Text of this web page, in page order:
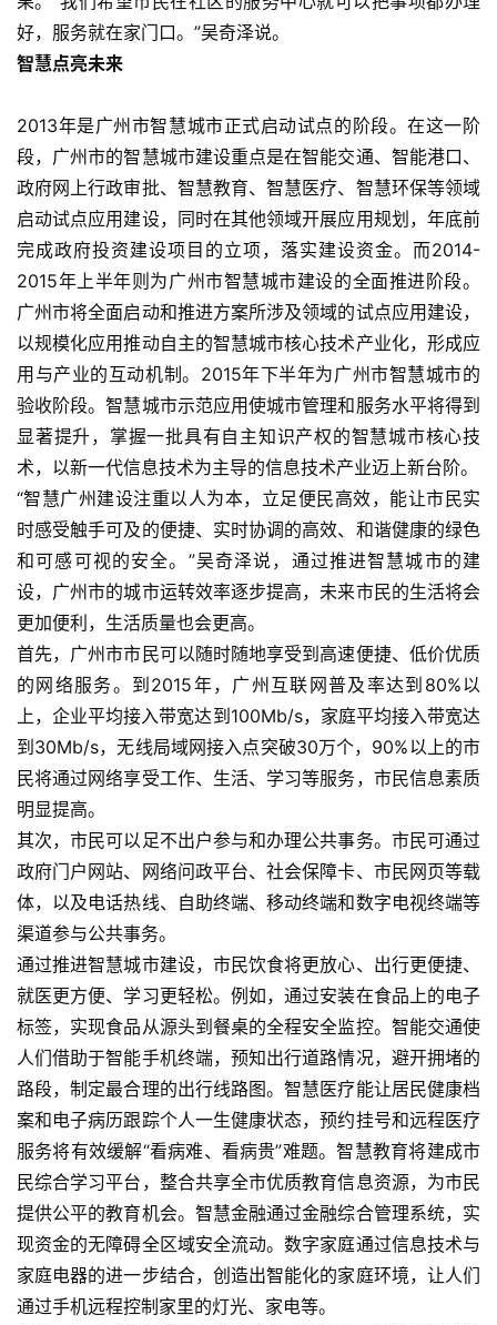
好，服务就在家门口。”吴奇泽说。
智慧点亮未来
2013年是广州市智慧城市正式启动试点的阶段。在这一阶
段，广州市的智慧城市建设重点是在智能交通、智能港口、
政府网上行政审批、智慧教育、智慧医疗、智慧环保等领域
启动试点应用建设，同时在其他领域开展应用规划，年底前
完成政府投资建设项目的立项，落实建设资金。而2014-
2015年上半年则为广州市智慧城市建设的全面推进阶段。
广州市将全面启动和推进方案所涉及领域的试点应用建设，
以规模化应用推动自主的智慧城市核心技术产业化，形成应
用与产业的互动机制。2015年下半年为广州市智慧城市的
验收阶段。智慧城市示范应用使城市管理和服务水平将得到
显著提升，掌握一批具有自主知识产权的智慧城市核心技
“智慧广州建设注重以人为本，立足便民高效，能让市民实
时感受触手可及的便捷、实时协调的高效、和谐健康的绿色
和可感可视的安全。”吴奇泽说，通过推进智慧城市的建
设，广州市的城市运转效率逐步提高，未来市民的生活将会
更加便利，生活质量也会更高。
首先，广州市市民可以随时随地享受到高速便捷、低价优质
的网络服务。到2015年，广州互联网普及率达到80%以
上，企业平均接入带宽达到100Mb/s，家庭平均接入带宽达
到30Mb/s，无线局域网接入点突破30万个，90%以上的市
民将通过网络享受工作、生活、学习等服务，市民信息素质
明显提高。
其次，市民可以足不出户参与和办理公共事务。市民可通过
政府门户网站、网络问政平台、社会保障卡、市民网页等载
体，以及电话热线、自助终端、移动终端和数字电视终端等
渠道参与公共事务。
通过推进智慧城市建设，市民饮食将更放心、出行更便捷、
就医更方便、学习更轻松。例如，通过安装在食品上的电子
标签，实现食品从源头到餐桌的全程安全监控。智能交通使
人们借助于智能手机终端，预知出行道路情况，避开拥堵的
路段，制定最合理的出行线路图。智慧医疗能让居民健康档
案和电子病历跟踪个人一生健康状态，预约挂号和远程医疗
服务将有效缓解“看病难、看病贵”难题。智慧教育将建成市
民综合学习平台，整合共享全市优质教育信息资源，为市民
提供公平的教育机会。智慧金融通过金融综合管理系统，实
现资金的无障碍全区域安全流动。数字家庭通过信息技术与
家庭电器的进一步结合，创造出智能化的家庭环境，让人们
通过手机远程控制家里的灯光、家电等。